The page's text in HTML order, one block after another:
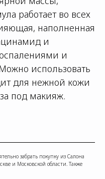
работает во всех
наполненная
и
и
использовать
для нежной кожи
под макияж.
забрать покупку из Салона
и Московской области. Также